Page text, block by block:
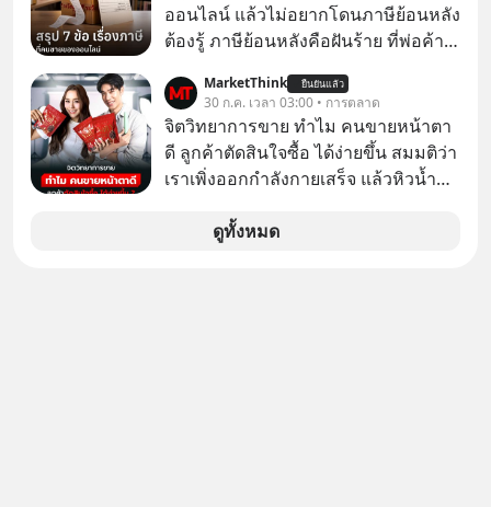
ออนไลน์ แล้วไม่อยากโดนภาษีย้อนหลัง
ต้องรู้ ภาษีย้อนหลังคือฝันร้าย ที่พ่อค้า
MarketThink ยืนยันแล้ว
30 ก.ค. เวลา 03:00 • การตลาด
จิตวิทยาการขาย ทำไม คนขายหน้าตา
ดี ลูกค้าตัดสินใจซื้อ ได้ง่ายขึ้น สมมติว่า
เราเพิ่งออกกำลังกายเสร็จ แล้วหิวน้ำ
ขายของเหมือนกันทุกอย่าง
ดูทั้งหมด